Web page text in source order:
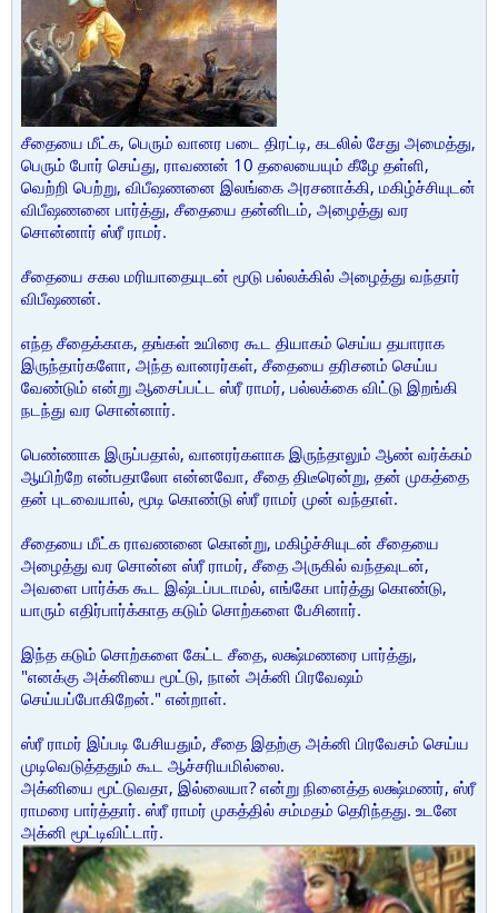
சீதையை மீட்க, பெரும் வானர படை திரட்டி, கடலில் சேது அமைத்து,
பெரும் போர் செய்து, ராவணன் 10 தலையையும் கீழே தள்ளி,
வெற்றி பெற்று, விபீஷணனை இலங்கை அரசனாக்கி, மகிழ்ச்சியுடன்
விபீஷணனை பார்த்து, சீதையை தன்னிடம், அழைத்து வர
சொன்னார் ஸ்ரீ ராமர்.
சீதையை சகல மரியாதையுடன் மூடு பல்லக்கில் அழைத்து வந்தார்
விபீஷணன்.
எந்த சீதைக்காக, தங்கள் உயிரை கூட தியாகம் செய்ய தயாராக
இருந்தார்களோ, அந்த வானரர்கள், சீதையை தரிசனம் செய்ய
வேண்டும் என்று ஆசைப்பட்ட ஸ்ரீ ராமர், பல்லக்கை விட்டு இறங்கி
நடந்து வர சொன்னார்.
பெண்ணாக இருப்பதால், வானரர்களாக இருந்தாலும் ஆண் வர்க்கம்
ஆயிற்றே என்பதாலோ என்னவோ, சீதை திடீரென்று, தன் முகத்தை
தன் புடவையால், மூடி கொண்டு ஸ்ரீ ராமர் முன் வந்தாள்.
சீதையை மீட்க ராவணனை கொன்று, மகிழ்ச்சியுடன் சீதையை
அழைத்து வர சொன்ன ஸ்ரீ ராமர், சீதை அருகில் வந்தவுடன்,
அவளை பார்க்க கூட இஷ்டப்படாமல், எங்கோ பார்த்து கொண்டு,
யாரும் எதிர்பார்க்காத கடும் சொற்களை பேசினார்.
இந்த கடும் சொற்களை கேட்ட சீதை, லக்ஷ்மணரை பார்த்து,
"எனக்கு அக்னியை மூட்டு, நான் அக்னி பிரவேஷம்
செய்யப்போகிறேன்." என்றாள்.
ஸ்ரீ ராமர் இப்படி பேசியதும், சீதை இதற்கு அக்னி பிரவேசம் செய்ய
முடிவெடுத்ததும் கூட ஆச்சரியமில்லை.
அக்னியை மூட்டுவதா, இல்லையா? என்று நினைத்த லக்ஷ்மணர், ஸ்ரீ
ராமரை பார்த்தார். ஸ்ரீ ராமர் முகத்தில் சம்மதம் தெரிந்தது. உடனே
அக்னி மூட்டிவிட்டார்.